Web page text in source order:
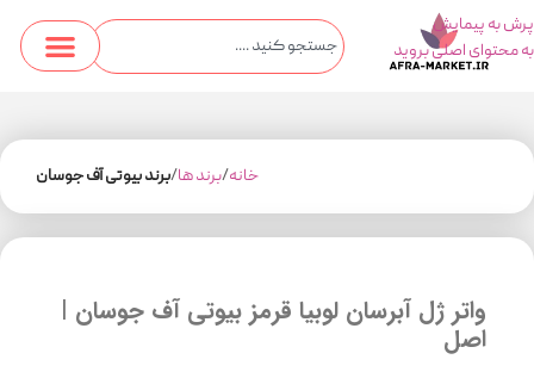
پرش به پیمایش
به محتوای اصلی بروید
خانه برند ها برند بیوتی آف جوسان
واتر ژل آبرسان لوبیا قرمز بیوتی آف جوسان |
اصل